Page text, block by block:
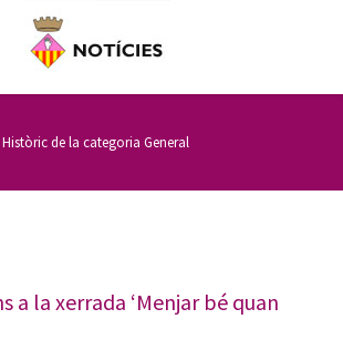
Històric de la categoria General
a la xerrada ‘Menjar bé quan